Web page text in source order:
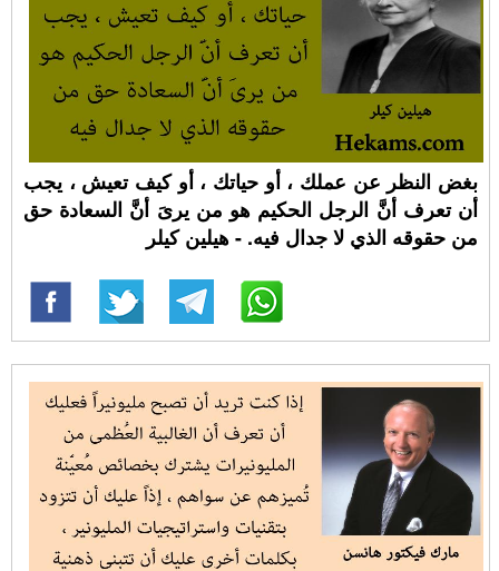
بغض النظر عن عملك ، أو حياتك ، أو كيف تعيش ، يجب
أن تعرف أنَّ الرجل الحكيم هو من يرىَ أنَّ السعادة حق
من حقوقه الذي لا جدال فيه. - هيلين كيلر